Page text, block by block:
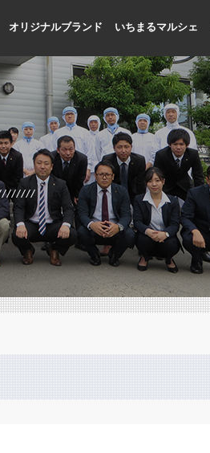
オリジナルブランド いちまるマルシェ